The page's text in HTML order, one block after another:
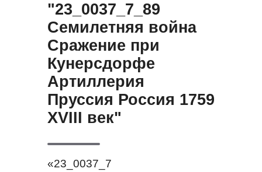
"23_0037_7_89
Семилетняя война
Сражение при
Кунерсдорфе
Артиллерия
Пруссия Россия 1759
XVIII век"
«23_0037_7